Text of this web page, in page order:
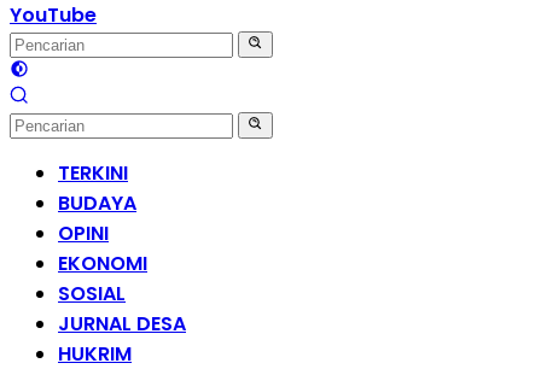
YouTube
TERKINI
BUDAYA
OPINI
EKONOMI
SOSIAL
JURNAL DESA
HUKRIM